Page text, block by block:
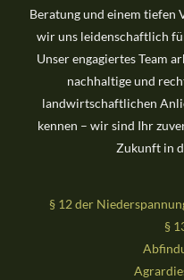
Beratung und einem tiefen
wir uns leidenschaftlich
Unser engagiertes Team
nachhaltige und
landwirtschaftlichen
kennen – wir sind Ihr
Zukunft in
§ 12 der
§